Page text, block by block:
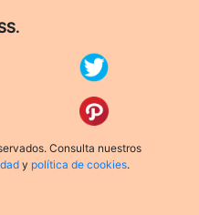
Consulta nuestros
y política de cookies.